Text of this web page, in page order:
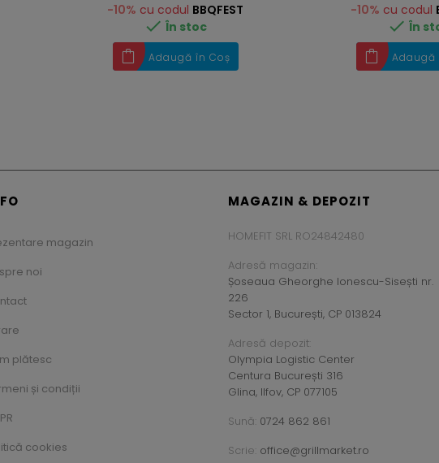
-10% cu codul BBQFEST
 În stoc
Adaugă în Coș
-10% cu codul
 În
Adaugă
magazin
noi
plătesc
și condiții
cookies
MAGAZIN & DEPOZIT
HOMEFIT SRL RO24842480
Adresă magazin:
Șoseaua Gheorghe Ionescu-Sisești nr.
226
Sector 1, București, CP 013824
Adresă depozit:
Olympia Logistic Center
Centura București 316
Glina, Ilfov, CP 077105
Sună: 0724 862 861
Scrie: office@grillmarket.ro